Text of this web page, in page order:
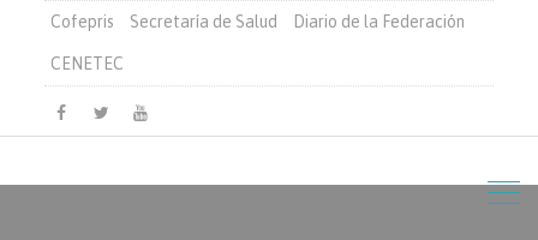
Cofepris Secretaría de Salud Diario de la Federación
CENETEC
Facebook
TwitterYoutube